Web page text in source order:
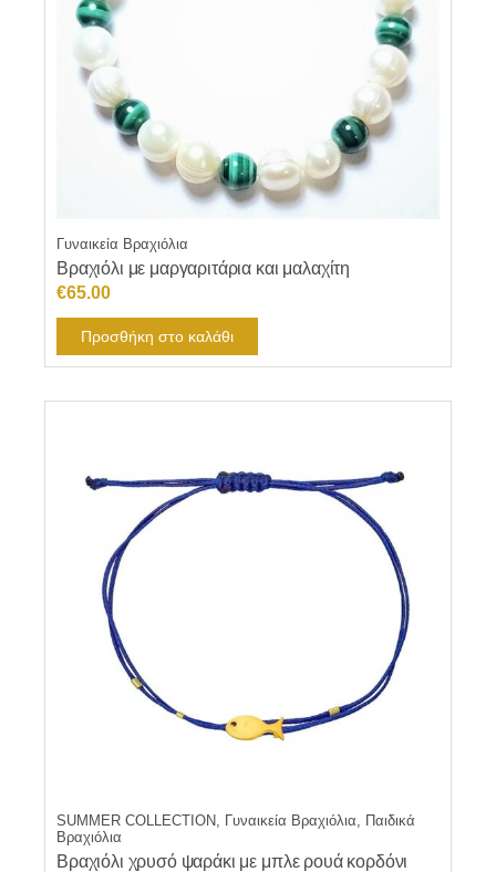
Γυναικεία Βραχιόλια
Βραχιόλι με μαργαριτάρια και μαλαχίτη
€65.00
Προσθήκη στο καλάθι
SUMMER COLLECTION, Γυναικεία Βραχιόλια, Παιδικά
Βραχιόλια
Βραχιόλι χρυσό ψαράκι με μπλε ρουά κορδόνι